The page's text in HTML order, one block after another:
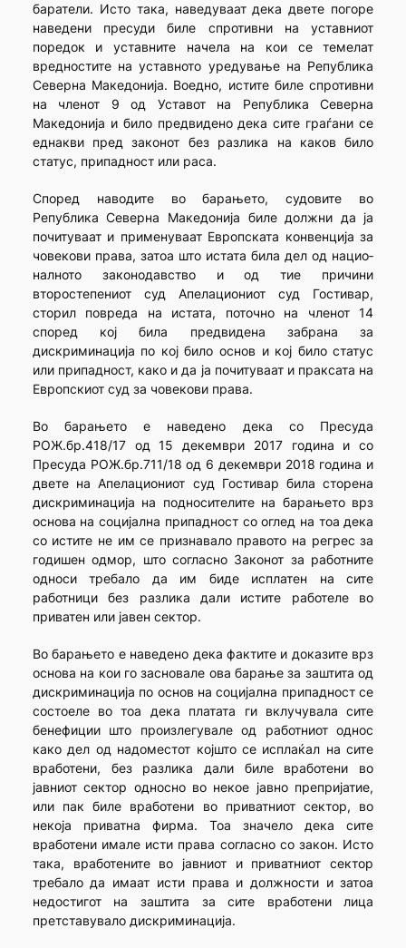
баратели. Исто така, наведуваат дека двете погоре
на­ведени пресуди биле спротивни на уставниот
поредок и уставните начела на кои се темелат
вредностите на уставното уредување на Република
Северна Македонија. Воедно, истите биле спротивни
на членот 9 од Уставот на Република Северна
Македонија и било предвидено дека сите граѓани се
еднакви пред законот без разлика на каков било
статус, припадност или раса.
Според наводите во барањето, судовите во
Република Северна Македонија биле должни да ја
почитуваат и применуваат Европската конвенција за
човекови права, затоа што истата била дел од нацио­
налното законодавство и од тие причини
второстепениот суд Апела­циониот суд Гостивар,
сторил повреда на истата, поточно на членот 14
според кој била предвидена забрана за
дискриминација по кој било основ и кој било статус
или припадност, како и да ја почитуваат и праксата на
Европскиот суд за човекови права.
Во барањето е наведено дека со Пресуда
РОЖ.бр.418/17 од 15 декември 2017 година и со
Пресуда РОЖ.бр.711/18 од 6 декември 2018 година и
двете на Апелациониот суд Гостивар била сторена
дискриминација на подносителите на барањето врз
основа на социјална припадност со оглед на тоа дека
со истите не им се признавало правото на регрес за
годишен одмор, што согласно Законот за работните
односи требало да им биде исплатен на сите
работници без разлика дали истите работеле во
приватен или јавен сектор.
Во барањето е наведено дека фактите и доказите врз
основа на кои го засновале ова барање за заштита од
дискриминација по основ на социјална припадност се
состоеле во тоа дека платата ги вклучувала сите
бенефиции што произлегувале од работниот однос
како дел од надоместот којшто се исплаќал на сите
вработени, без разлика дали биле вработени во
јавниот сектор односно во некое јавно препријатие,
или пак биле вработени во приватниот сектор, во
некоја приватна фирма. Тоа значело дека сите
вработени имале исти права согласно со закон. Исто
така, вработените во јавниот и приватниот сектор
требало да имаат исти права и должности и затоа
недостигот на заштита за сите вработени лица
претставувало дискриминација.